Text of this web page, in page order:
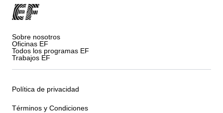
Sobre nosotros
Oficinas EF
Todos los programas EF
Trabajos EF
Política de privacidad
Términos y Condiciones